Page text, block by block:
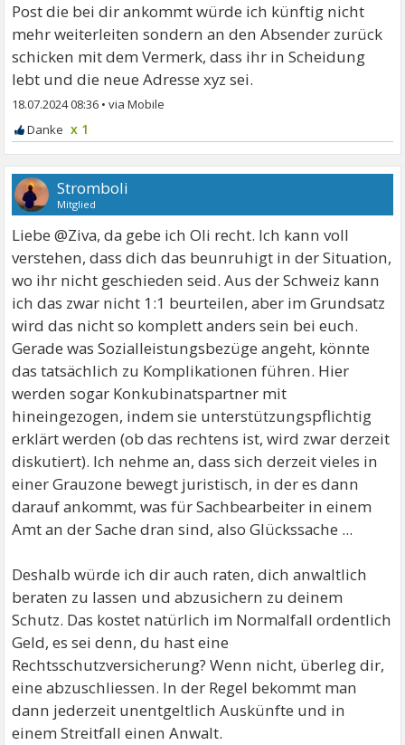
Post die bei dir ankommt würde ich künftig nicht
mehr weiterleiten sondern an den Absender zurück
schicken mit dem Vermerk, dass ihr in Scheidung
lebt und die neue Adresse xyz sei.
18.07.2024 08:36 •
x 1
Stromboli
Mitglied
Liebe @Ziva, da gebe ich Oli recht. Ich kann voll
verstehen, dass dich das beunruhigt in der Situation,
wo ihr nicht geschieden seid. Aus der Schweiz kann
ich das zwar nicht 1:1 beurteilen, aber im Grundsatz
wird das nicht so komplett anders sein bei euch.
Gerade was Sozialleistungsbezüge angeht, könnte
das tatsächlich zu Komplikationen führen. Hier
werden sogar Konkubinatspartner mit
hineingezogen, indem sie unterstützungspflichtig
erklärt werden (ob das rechtens ist, wird zwar derzeit
diskutiert). Ich nehme an, dass sich derzeit vieles in
einer Grauzone bewegt juristisch, in der es dann
darauf ankommt, was für Sachbearbeiter in einem
Amt an der Sache dran sind, also Glückssache ...
Deshalb würde ich dir auch raten, dich anwaltlich
beraten zu lassen und abzusichern zu deinem
Schutz. Das kostet natürlich im Normalfall ordentlich
Geld, es sei denn, du hast eine
Rechtsschutzversicherung? Wenn nicht, überleg dir,
eine abzuschliessen. In der Regel bekommt man
dann jederzeit unentgeltlich Auskünfte und in
einem Streitfall einen Anwalt.